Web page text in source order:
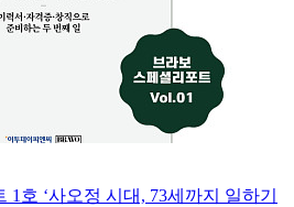
1호 ‘사오정 시대, 73세까지 일하기